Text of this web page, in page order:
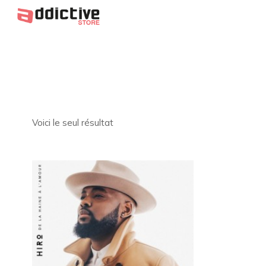
Voici le seul résultat